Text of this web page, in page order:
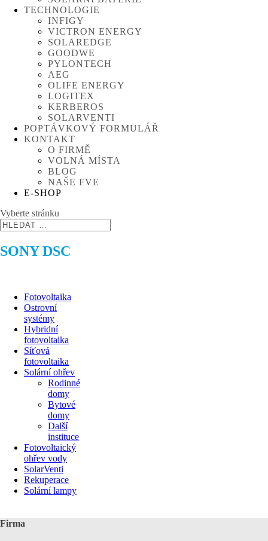
TECHNOLOGIE
INFIGY
VICTRON ENERGY
SOLAREDGE
GOODWE
PYLONTECH
AEG
OLIFE ENERGY
LOGITEX
KERBEROS
SOLARVENTI
POPTÁVKOVÝ FORMULÁŘ
KONTAKT
O FIRMĚ
VOLNÁ MÍSTA
BLOG
NAŠE FVE
E-SHOP
Vyberte stránku
SONY DSC
Fotovoltaika
Ostrovní
systémy
Hybridní
fotovoltaika
Síťová
fotovoltaika
Solární ohřev
Rodinné
domy
Bytové
domy
Další
instituce
Fotovoltaický
ohřev vody
SolarVenti
Rekuperace
Solární lampy
Firma